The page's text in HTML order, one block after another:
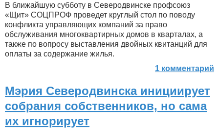
В ближайшую субботу в Северодвинске профсоюз
«Щит» СОЦПРОФ проведет круглый стол по поводу
конфликта управляющих компаний за право
обслуживания многоквартирных домов в кварталах, а
также по вопросу выставления двойных квитанций для
оплаты за содержание жилья.
1 комментарий
Мэрия Северодвинска инициирует
собрания собственников, но сама
их игнорирует